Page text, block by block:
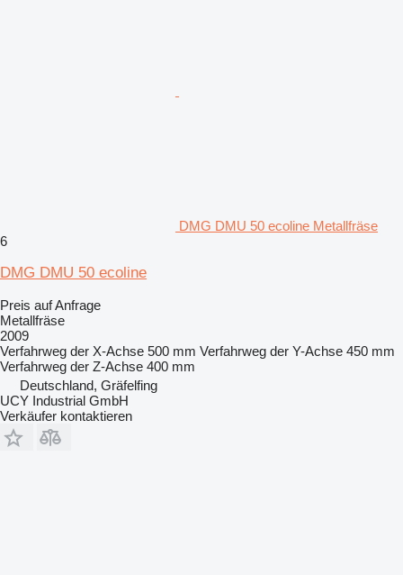
DMG DMU 50 ecoline Metallfräse
6
DMG DMU 50 ecoline
Preis auf Anfrage
Metallfräse
2009
Verfahrweg der X-Achse 500 mm Verfahrweg der Y-Achse 450 mm
Verfahrweg der Z-Achse 400 mm
Deutschland, Gräfelfing
UCY Industrial GmbH
Verkäufer kontaktieren